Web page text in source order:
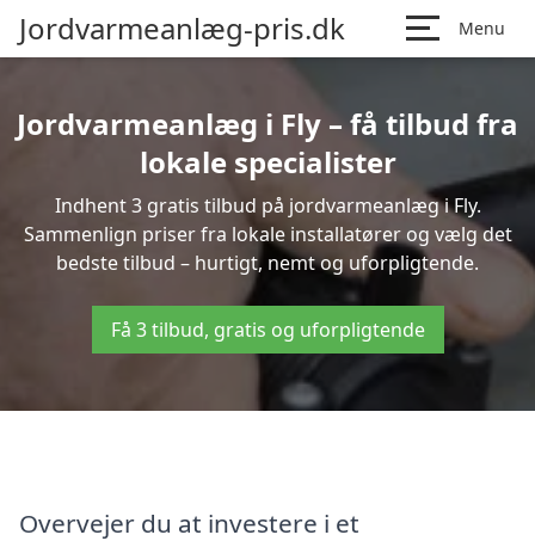
Jordvarmeanlæg-pris.dk Menu
Jordvarmeanlæg i Fly – få tilbud fra
lokale specialister
Indhent 3 gratis tilbud på jordvarmeanlæg i Fly.
Sammenlign priser fra lokale installatører og vælg det
bedste tilbud – hurtigt, nemt og uforpligtende.
Få 3 tilbud, gratis og uforpligtende
Overvejer du at investere i et